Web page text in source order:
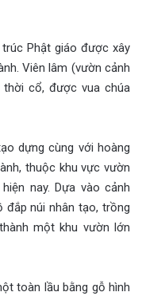
Phật giáo được xây
Viên lâm (vườn cảnh
thời cổ, được vua chúa
dựng cùng với hoàng
thuộc khu vực vườn
nay. Dựa vào cảnh
đắp núi nhân tạo, trồng
một khu vườn lớn
toàn lầu bằng gỗ hình